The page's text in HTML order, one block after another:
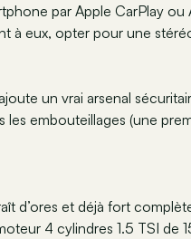
par Apple CarPlay
à eux, opter pour une
un vrai arsenal
les embouteillages (une
d’ores et déjà fort
4 cylindres 1.5 TSI de